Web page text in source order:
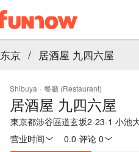
东京 / 居酒屋 九四六屋
Shibuya · 餐廳 (Restaurant)
居酒屋 九四六屋
東京都涉谷區道玄坂2-23-1 小池
营业时间
0.0 评论 0